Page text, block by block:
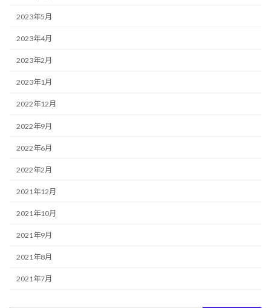
2023年5月
2023年4月
2023年2月
2023年1月
2022年12月
2022年9月
2022年6月
2022年2月
2021年12月
2021年10月
2021年9月
2021年8月
2021年7月